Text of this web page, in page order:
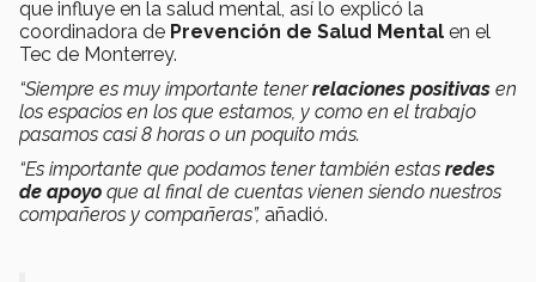
que influye en la salud mental, así lo explicó la
coordinadora de Prevención de Salud Mental en el
Tec de Monterrey.
“Siempre es muy importante tenerrelaciones positivas en
los espacios en los que estamos, y como en el trabajo
pasamos casi 8 horas o un poquito más.
“Es importante que podamos tener también estas redes
de apoyo que al final de cuentas vienen siendo nuestros
compañeros y compañeras”, añadió.